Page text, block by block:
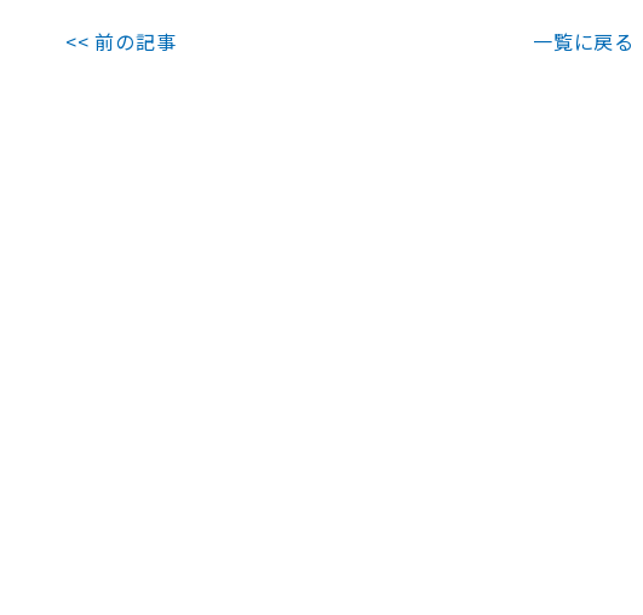
<< 前の記事 一覧に戻る